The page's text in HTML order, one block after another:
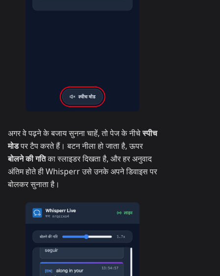
अगर वे पढ़ने के बजाय सुनना चाहें, तो पेज के नीचेस्पीच
मोडपर टैप करते हैं। बटन नीला हो जाता है, ऊपर
बोलने की गतिका स्लाइडर दिखता है, और हर अनुवाद
अंतिम होते ही Whisperr उसे उनके अपने डिवाइस पर
बोलकर सुनाता है।